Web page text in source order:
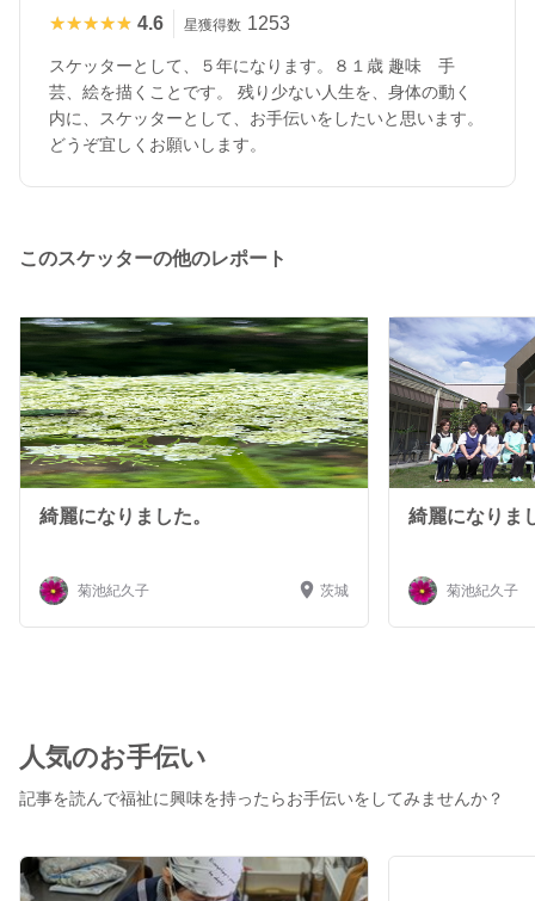
★★★★★
★★★★★ 4.6 星獲得数 1253
スケッターとして、５年になります。８１歳 趣味 手
芸、絵を描くことです。 残り少ない人生を、身体の動く
内に、スケッターとして、お手伝いをしたいと思います。
どうぞ宜しくお願いします。
このスケッターの他のレポート
綺麗になりました。
菊池紀久子 茨城
綺麗になりま
菊池紀久子
人気のお手伝い
記事を読んで福祉に興味を持ったらお手伝いをしてみませんか？